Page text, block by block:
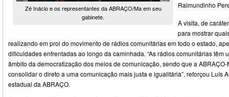
Zé Inácio e os representantes da ABRAÇO/Ma em seu
gabinete.
Raimundinho
A visita, de
para mostrar
realizando em prol do movimento de rádios comunitárias em todo o estado,
dificuldades enfrentadas ao longo da caminhada. “As rádios comunitárias têm
âmbito da democratização dos meios de comunicação, sendo que a
consolidar o direto a uma comunicação mais justa e igualitária”, reforçou Luís
estadual da ABRAÇO.